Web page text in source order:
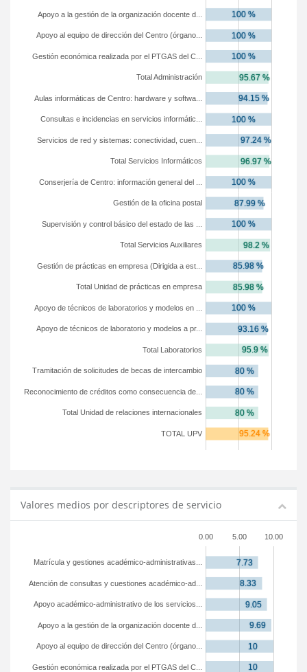
TOTAL UPV
Total Unidad de relaciones internacionales
Reconocimiento de créditos como consecuencia de...
Tramitación de solicitudes de becas de intercambio
Total Laboratorios
Apoyo de técnicos de laboratorio y modelos a pr...
Apoyo de técnicos de laboratorios y modelos en ...
Total Unidad de prácticas en empresa
Gestión de prácticas en empresa (Dirigida a est...
Total Servicios Auxiliares
Supervisión y control básico del estado de las ...
Gestión de la oficina postal
Conserjería de Centro: información general del ...
Total Servicios Informáticos
Servicios de red y sistemas: conectividad, cuen...
Consultas e incidencias en servicios informátic...
Aulas informáticas de Centro: hardware y softwa...
Total Administración
Gestión económica realizada por el PTGAS del C...
Apoyo al equipo de dirección del Centro (órgano...
Apoyo a la gestión de la organización docente d...
Valores medios por descriptores de servicio
0.00 5.00 10.00
Gestión económica realizada por el PTGAS del C...
Apoyo al equipo de dirección del Centro (órgano...
Apoyo a la gestión de la organización docente d...
Apoyo académico-administrativo de los servicios...
Atención de consultas y cuestiones académico-ad...
Matrícula y gestiones académico-administrativas...